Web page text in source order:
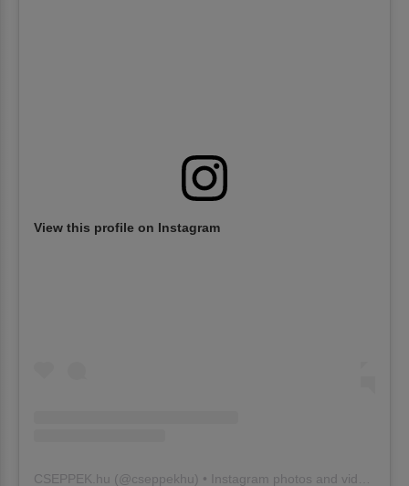
View this profile on Instagram
CSEPPEK.hu (@cseppekhu ) • Instagram photos and videos